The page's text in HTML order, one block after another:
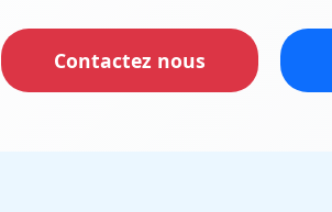
Contactez nous